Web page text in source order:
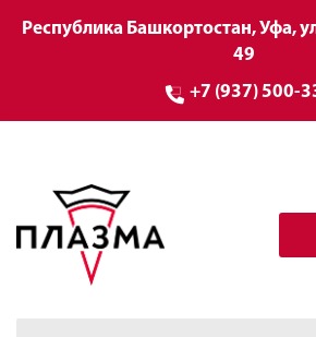
Республика Башкортостан, Уфа,
49
+7 (937) 500-